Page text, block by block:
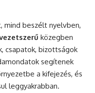
mind beszélt nyelvben,
közegben
csapatok, bizottságok
segítenek
a kifejezés, és
leggyakrabban.